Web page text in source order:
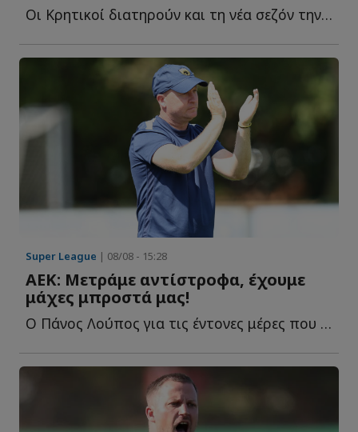
Οι Κρητικοί διατηρούν και τη νέα σεζόν την πορτοκαλί ε...
Super League | 08/08 - 15:28
ΑΕΚ: Μετράμε αντίστροφα, έχουμε
μάχες μπροστά μας!
Ο Πάνος Λούπος για τις έντονες μέρες που έ...